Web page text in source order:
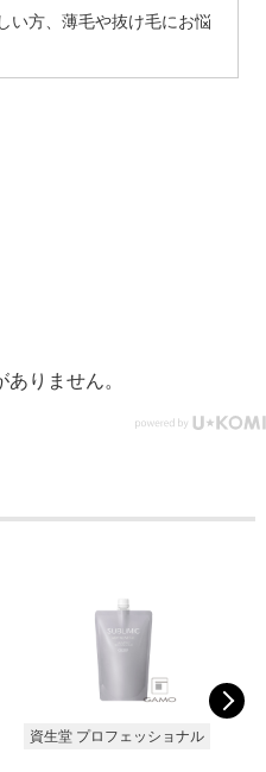
い方、薄毛や抜け毛にお悩
りません。
資生堂 プロフェッショナル